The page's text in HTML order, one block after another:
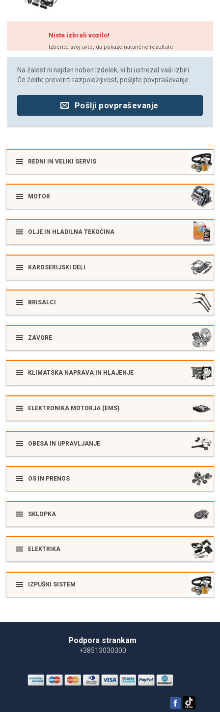
Niste izbrali vozilo!
Izberite svoj avto, da pokaže natančne rezultate
Na žalost ni najden noben izdelek, ki bi ustrezal vaši izbiri.
Če želite preveriti razpoložljivost, pošljite povpraševanje.
Pošlji povpraševanje
REDNI IN VELIKI SERVIS
MOTOR
OLJE IN HLADILNA TEKOČINA
KAROSERIJSKI DELI
BRISALCI
ZAVORE
KLIMATSKA NAPRAVA IN HLAJENJE
ELEKTRONIKA MOTORJA (EMS)
OBESA IN UPRAVLJANJE
OS IN PRENOS
SKLOPKA
ELEKTRIKA
IZPUŠNI SISTEM
Podpora strankam
+38513030300